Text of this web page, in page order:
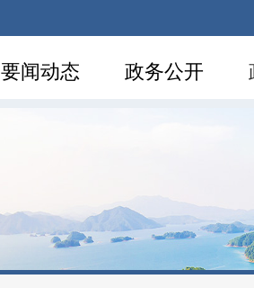
要闻动态 政务公开